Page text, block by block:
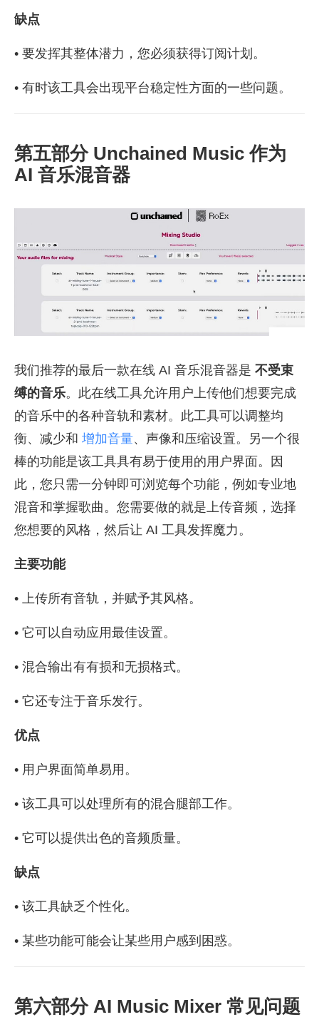
缺点
• 要发挥其整体潜力，您必须获得订阅计划。
• 有时该工具会出现平台稳定性方面的一些问题。
第五部分 Unchained Music 作为
AI 音乐混音器
我们推荐的最后一款在线 AI 音乐混音器是 不受束
缚的音乐。此在线工具允许用户上传他们想要完成
的音乐中的各种音轨和素材。此工具可以调整均
衡、减少和 增加音量、声像和压缩设置。另一个很
棒的功能是该工具具有易于使用的用户界面。因
此，您只需一分钟即可浏览每个功能，例如专业地
混音和掌握歌曲。您需要做的就是上传音频，选择
您想要的风格，然后让 AI 工具发挥魔力。
主要功能
• 上传所有音轨，并赋予其风格。
• 它可以自动应用最佳设置。
• 混合输出有有损和无损格式。
• 它还专注于音乐发行。
优点
• 用户界面简单易用。
• 该工具可以处理所有的混合腿部工作。
• 它可以提供出色的音频质量。
缺点
• 该工具缺乏个性化。
• 某些功能可能会让某些用户感到困惑。
第六部分 AI Music Mixer 常见问题